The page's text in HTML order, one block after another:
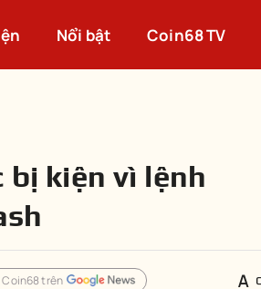
Nổi bật Coin68 TV
bị kiện vì lệnh
Coin68 trên